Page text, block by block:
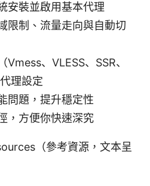
安裝並啟用基本代理
限制、流量走向與自動切
、VLESS、SSR、
理設定
問題，提升穩定性
，方便你快速深究
（參考資源，文本呈